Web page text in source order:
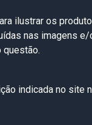
ilustrar os
nas imagens
questão.
indicada no site